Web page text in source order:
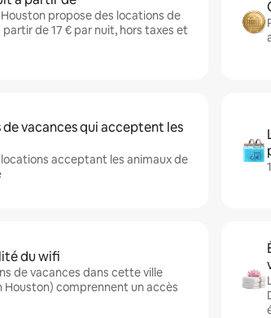
propose des locations de
partir de 17 € par nuit, hors taxes et
vacances qui acceptent les
locations acceptant les animaux de
du wifi
de vacances dans cette ville
Houston) comprennent un accès